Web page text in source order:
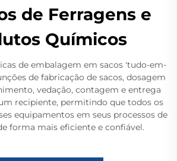
de Ferragens e
Químicos
de embalagem em sacos 'tudo-em-
de fabricação de sacos, dosagem
vedação, contagem e entrega
recipiente, permitindo que todos os
equipamentos em seus processos de
forma mais eficiente e confiável.